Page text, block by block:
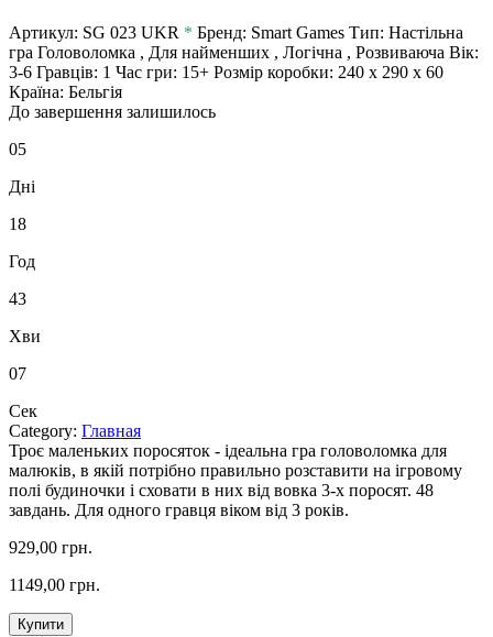
Артикул: SG 023 UKR * Бренд: Smart Games Тип: Настільна
гра Головоломка , Для найменших , Логічна , Розвиваюча Вік:
3-6 Гравців: 1 Час гри: 15+ Розмір коробки: 240 x 290 x 60
Країна: Бельгія
До завершення залишилось
05
Дні
18
Год
43
Хви
06
Сек
Category: Главная
Троє маленьких поросяток - ідеальна гра головоломка для
малюків, в якій потрібно правильно розставити на ігровому
полі будиночки і сховати в них від вовка 3-х поросят. 48
завдань. Для одного гравця віком від 3 років.
929,00 грн.
1149,00 грн.
Купити